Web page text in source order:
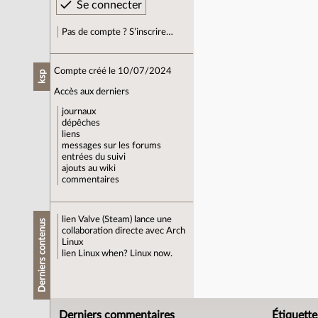
Pas de compte ? S’inscrire…
ksp Compte créé le 10/07/2024
Accès aux derniers
journaux
dépêches
liens
messages sur les forums
entrées du suivi
ajouts au wiki
commentaires
Derniers contenus lien Valve (Steam) lance une
collaboration directe avec Arch
Linux
lien
Linux when? Linux now.
Derniers commentaires